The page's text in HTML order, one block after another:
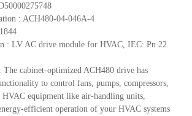
: ACH480-04-046A-4
: LV AC drive module for HVAC, IEC: Pn 22
cabinet-optimized ACH480 drive has
to control fans, pumps, compressors,
HVAC equipment like air-handling units,
efficient operation of your HVAC systems